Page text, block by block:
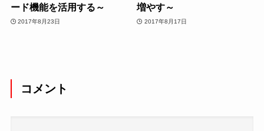
ード機能を活用する～
2017年8月23日
増やす～
2017年8月17日
コメント